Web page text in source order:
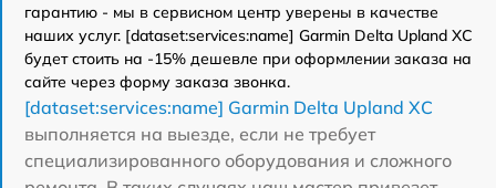
гарантию - мы в сервисном центр уверены в качестве
наших услуг. [dataset:services:name] Garmin Delta Upland XC
будет стоить на -15% дешевле при оформлении заказа на
сайте через форму заказа звонка.
[dataset:services:name] Garmin Delta Upland XC
выполняется на выезде, если не требует
специализированного оборудования и сложного